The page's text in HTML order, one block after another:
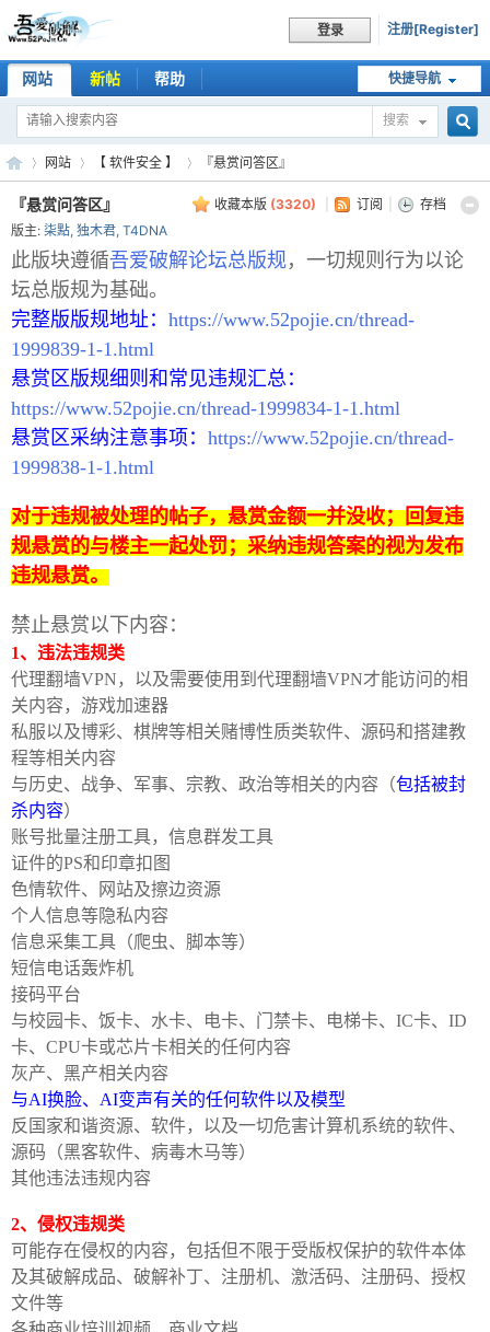
登录 注册[Register]
快捷导航
网站 新帖 帮助
搜索
索
吾
爱
破
解
»
网站
›
【 软件安全 】
›
『悬赏问答区』
收藏本版 (3320) 订阅 存档
『悬赏问答区』
版主: 柒點, 独木君, T4DNA
此版块遵循吾爱破解论坛总版规，一切规则行为以论
坛总版规为基础。
完整版版规地址： https://www.52pojie.cn/thread-
1999839-1-1.html
悬赏区版规细则和常见违规汇总：
https://www.52pojie.cn/thread-1999834-1-1.html
悬赏区采纳注意事项： https://www.52pojie.cn/thread-
1999838-1-1.html
对于违规被处理的帖子，悬赏金额一并没收；回复违
规悬赏的与楼主一起处罚；采纳违规答案的视为发布
违规悬赏。
禁止悬赏以下内容：
1、违法违规类
代理翻墙VPN，以及需要使用到代理翻墙VPN才能访问的相
关内容，游戏加速器
私服以及博彩、棋牌等相关赌博性质类软件、源码和搭建教
程等相关内容
与历史、战争、军事、宗教、政治等相关的内容（包括被封
杀内容）
账号批量注册工具，信息群发工具
证件的PS和印章扣图
色情软件、网站及擦边资源
个人信息等隐私内容
信息采集工具（爬虫、脚本等）
短信电话轰炸机
接码平台
与校园卡、饭卡、水卡、电卡、门禁卡、电梯卡、IC卡、ID
卡、CPU卡或芯片卡相关的任何内容
灰产、黑产相关内容
与AI换脸、AI变声有关的任何软件以及模型
反国家和谐资源、软件，以及一切危害计算机系统的软件、
源码（黑客软件、病毒木马等）
其他违法违规内容
2、侵权违规类
可能存在侵权的内容，包括但不限于受版权保护的软件本体
及其破解成品、破解补丁、注册机、激活码、注册码、授权
文件等